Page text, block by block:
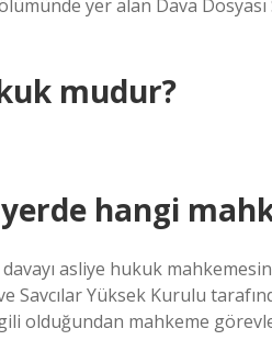
yer alan Dava
mudur?
hangi
asliye hukuk
Savcılar Yüksek Kurulu
olduğundan mahkeme